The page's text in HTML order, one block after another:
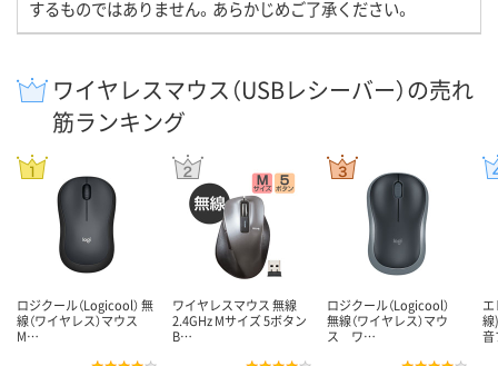
するものではありません。あらかじめご了承ください。
ワイヤレスマウス（USBレシーバー）の売れ
筋ランキング
ロジクール（Logicool） 無
線（ワイヤレス）マウス
M…
ワイヤレスマウス 無線
2.4GHz Mサイズ 5ボタン
B…
ロジクール（Logicool）
無線（ワイヤレス）マウ
ス ワ…
線